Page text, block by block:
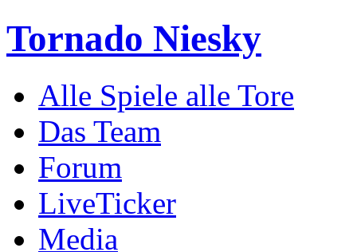
Tornado Niesky
Alle Spiele alle Tore
Das Team
Forum
LiveTicker
Media